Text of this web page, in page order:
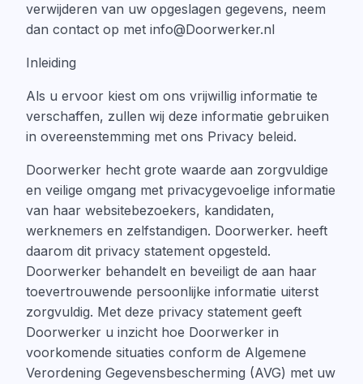
verwijderen van uw opgeslagen gegevens, neem
dan contact op met info@Doorwerker.nl
Inleiding
Als u ervoor kiest om ons vrijwillig informatie te
verschaffen, zullen wij deze informatie gebruiken
in overeenstemming met ons Privacy beleid.
Doorwerker hecht grote waarde aan zorgvuldige
en veilige omgang met privacygevoelige informatie
van haar websitebezoekers, kandidaten,
werknemers en zelfstandigen. Doorwerker. heeft
daarom dit privacy statement opgesteld.
Doorwerker behandelt en beveiligt de aan haar
toevertrouwende persoonlijke informatie uiterst
zorgvuldig. Met deze privacy statement geeft
Doorwerker u inzicht hoe Doorwerker in
voorkomende situaties conform de Algemene
Verordening Gegevensbescherming (AVG) met uw